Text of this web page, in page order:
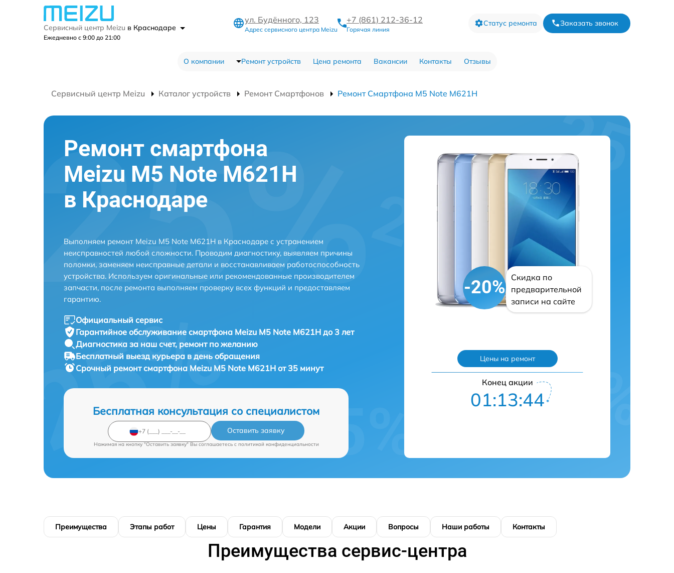
Сервисный центр Meizu в Краснодаре
Ежедневно с 9:00 до 21:00
ул. Будённого, 123
Адрес сервисного центра Meizu
+7 (861) 212-36-12
Горячая линия
Статус ремонта Заказать звонок
О компании Ремонт устройств Цена ремонта Вакансии Контакты Отзывы
Сервисный центр Meizu Каталог устройств Ремонт Смартфонов Ремонт Смартфона M5 Note M621H
Ремонт смартфона
Meizu M5 Note M621H
в Краснодаре
Выполняем ремонт Meizu M5 Note M621H в Краснодаре с устранением
неисправностей любой сложности. Проводим диагностику, выявляем причины
поломки, заменяем неисправные детали и восстанавливаем работоспособность
устройства. Используем оригинальные или рекомендованные производителем
запчасти, после ремонта выполняем проверку всех функций и предоставляем
гарантию.
Официальный сервис
Гарантийное обслуживание смартфона Meizu M5 Note M621H до 3 лет
Диагностика за наш счет, ремонт по желанию
Бесплатный выезд курьера в день обращения
Срочный ремонтсмартфона Meizu M5 Note M621H от 35 минут
Бесплатная консультация со специалистом
Оставить заявку
Нажимая на кнопку "Оставить заявку" Вы соглашаетесь c политикой конфиденциальности
-20%
Скидка по
предварительной
записи на сайте
Цены на ремонт
Конец акции
01:13:43
Преимущества Этапы работ Цены Гарантия Модели Акции Вопросы Наши работы Контакты
Преимущества сервис-центра